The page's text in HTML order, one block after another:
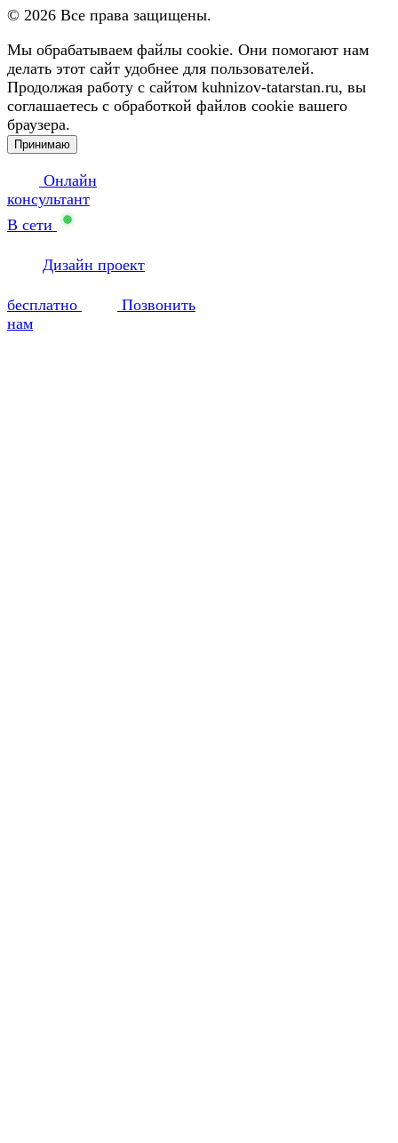
© 2026 Все права защищены.
Мы обрабатываем файлы cookie. Они помогают нам
делать этот сайт удобнее для пользователей.
Продолжая работу с сайтом kuhnizov-tatarstan.ru, вы
соглашаетесь с обработкой файлов cookie вашего
браузера.
Принимаю
Онлайн
консультант
В сети
Дизайн проект
бесплатно
Позвонить
нам